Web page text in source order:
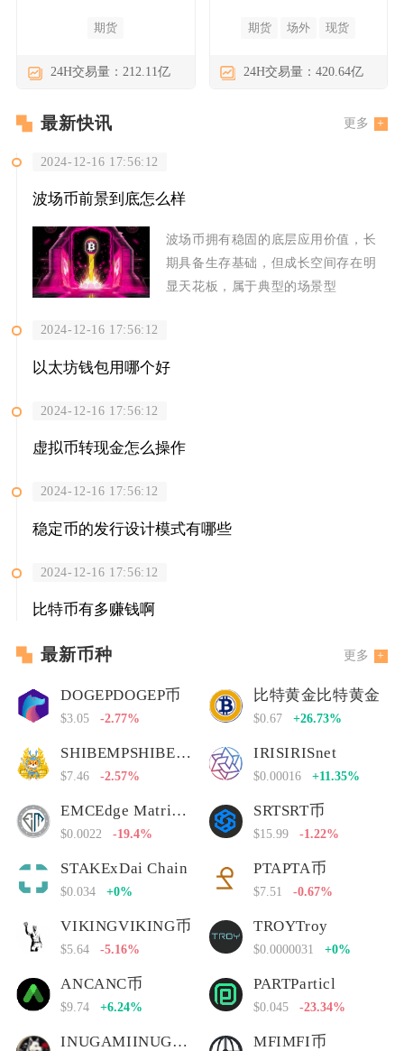
期货
24H交易量：212.11亿
期货 场外 现货
24H交易量：420.64亿
最新快讯 更多
2024-12-16 17:56:12
波场币前景到底怎么样
波场币拥有稳固的底层应用价值，长
期具备生存基础，但成长空间存在明
显天花板，属于典型的场景型
2024-12-16 17:56:12
以太坊钱包用哪个好
2024-12-16 17:56:12
虚拟币转现金怎么操作
2024-12-16 17:56:12
稳定币的发行设计模式有哪些
2024-12-16 17:56:12
比特币有多赚钱啊
最新币种 更多
DOGEPDOGEP币
$3.05 -2.77%
比特黄金比特黄金
$0.67 +26.73%
SHIBEMPSHIBEMP币
$7.46 -2.57%
IRISIRISnet
$0.00016 +11.35%
EMCEdge Matrix Chain
$0.0022 -19.4%
SRTSRT币
$15.99 -1.22%
STAKExDai Chain
$0.034 +0%
PTAPTA币
$7.51 -0.67%
VIKINGVIKING币
$5.64 -5.16%
TROYTroy
$0.0000031 +0%
ANCANC币
$9.74 +6.24%
PARTParticl
$0.045 -23.34%
INUGAMIINUGAMI币 MFIMFI币